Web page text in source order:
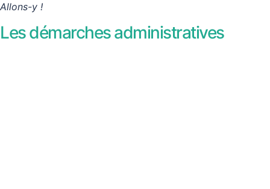
Allons-y !
Les démarches administratives